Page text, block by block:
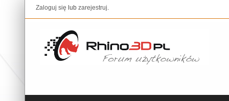
Zaloguj się lub zarejestruj.